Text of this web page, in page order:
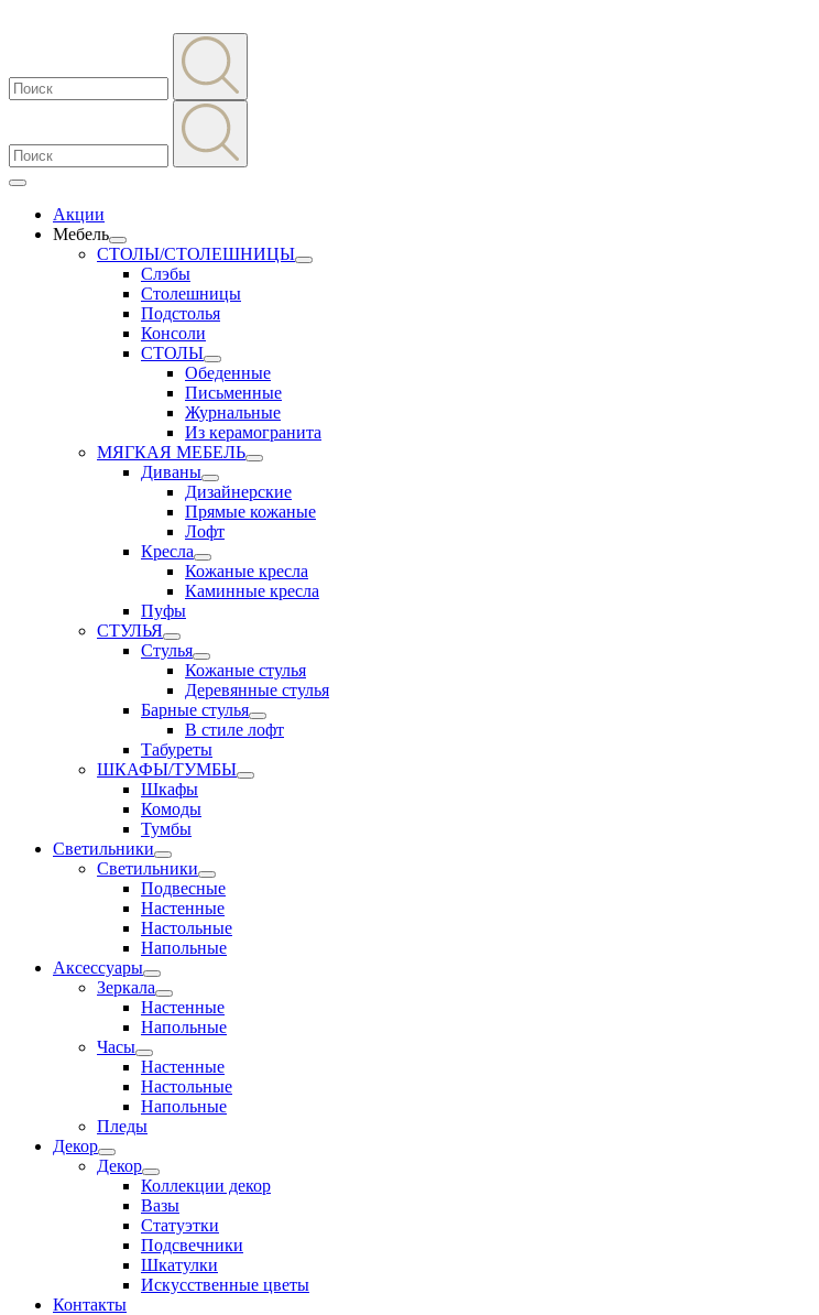
Акции
Мебель
СТОЛЫ/СТОЛЕШНИЦЫ
Слэбы
Столешницы
Подстолья
Консоли
СТОЛЫ
Обеденные
Письменные
Журнальные
Из керамогранита
МЯГКАЯ МЕБЕЛЬ
Диваны
Дизайнерские
Прямые кожаные
Лофт
Кресла
Кожаные кресла
Каминные кресла
Пуфы
СТУЛЬЯ
Стулья
Кожаные стулья
Деревянные стулья
Барные стулья
В стиле лофт
Табуреты
ШКАФЫ/ТУМБЫ
Шкафы
Комоды
Тумбы
Светильники
Светильники
Подвесные
Настенные
Настольные
Напольные
Аксессуары
Зеркала
Настенные
Напольные
Часы
Настенные
Настольные
Напольные
Пледы
Декор
Декор
Коллекции декор
Вазы
Статуэтки
Подсвечники
Шкатулки
Искусственные цветы
Контакты